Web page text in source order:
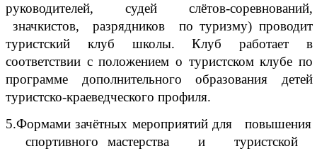
руководителей, судей слётов-соревнований,
значкистов, разрядников по туризму) проводит
туристский клуб школы. Клуб работает в
соответствии с положением о туристском клубе по
программе дополнительного образования детей
туристско-краеведческого профиля.
5.Формами зачётных мероприятий для повышения
спортивного мастерства и туристской